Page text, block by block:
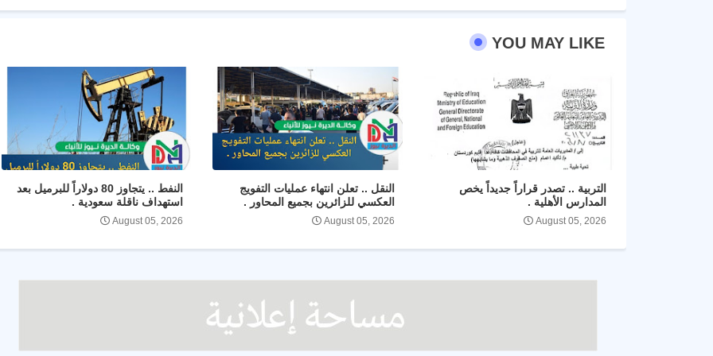
YOU MAY LIKE
التربية .. تصدر قراراً جديداً يخص
المدارس الأهلية .
August 05, 2026
النقل .. تعلن انتهاء عمليات التفويج
العكسي للزائرين بجميع المحاور .
August 05, 2026
النفط .. يتجاوز 80 دولاراً للبرميل بعد
استهداف ناقلة سعودية .
August 05, 2026